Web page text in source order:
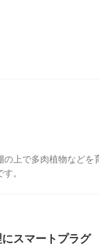
の上で多肉植物など
。
スマートプラグ